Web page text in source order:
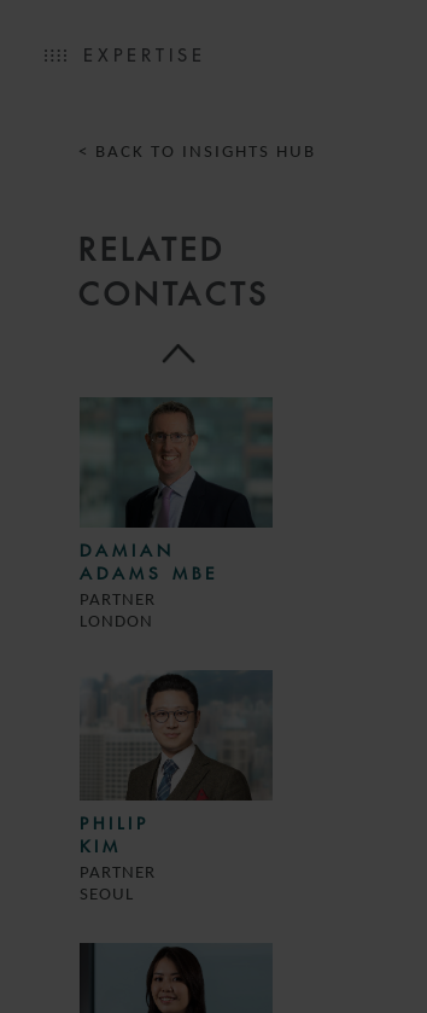
EXPERTISE
< BACK TO INSIGHTS HUB
RELATED
CONTACTS
PARTNER
ANTONIO
FERRERO
DAMIAN
ADAMS MBE
PARTNER
LONDON
PHILIP
KIM
PARTNER
SEOUL